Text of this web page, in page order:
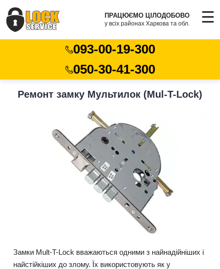
ПРАЦЮЄМО ЦІЛОДОБОВО
у всіх районах Харкова та обл. ☰
093-00-19-300
050-30-41-300
Ремонт замку Мультилок (Mul-T-Lock)
Замки Mult-T-Lock вважаються одними з найнадійніших і
найстійкіших до злому. Їх використовують як у